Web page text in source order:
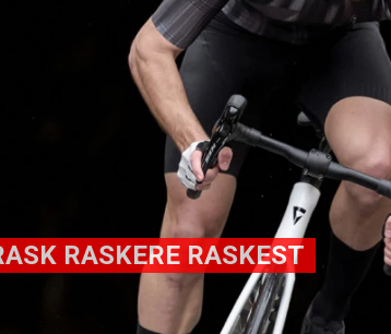
RASKERE RASKEST